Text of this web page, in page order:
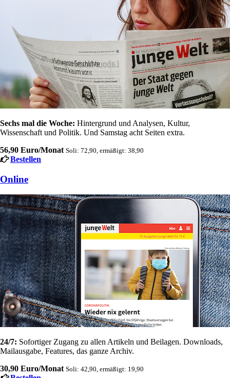
Sechs mal die Woche: Hintergrund und Analysen, Kultur,
Wissenschaft und Politik. Und Samstag acht Seiten extra.
56,90 Euro/Monat Soli: 72,90, ermäßigt: 38,90
Bestellen
Online
24/7: Sofortiger Zugang zu allen Artikeln und Beilagen. Downloads,
Mailausgabe, Features, das ganze Archiv.
30,90 Euro/Monat Soli: 42,90, ermäßigt: 19,90